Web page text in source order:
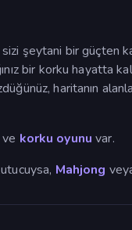
sizi şeytani bir güçten
bir korku hayatta
haritanın
korku oyunu var.
Mahjong